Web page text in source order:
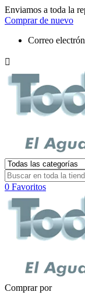
Enviamos a toda la
Comprar de nuevo
Correo

0 Favoritos
Comprar por